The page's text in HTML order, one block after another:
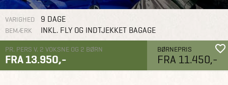
VARIGHED 9 DAGE
BEMÆRK INKL. FLY OG INDTJEKKET BAGAGE
PR. PERS V. 2 VOKSNE OG 2 BØRN
FRA 13.950,-
BØRNEPRIS
FRA 11.450,-